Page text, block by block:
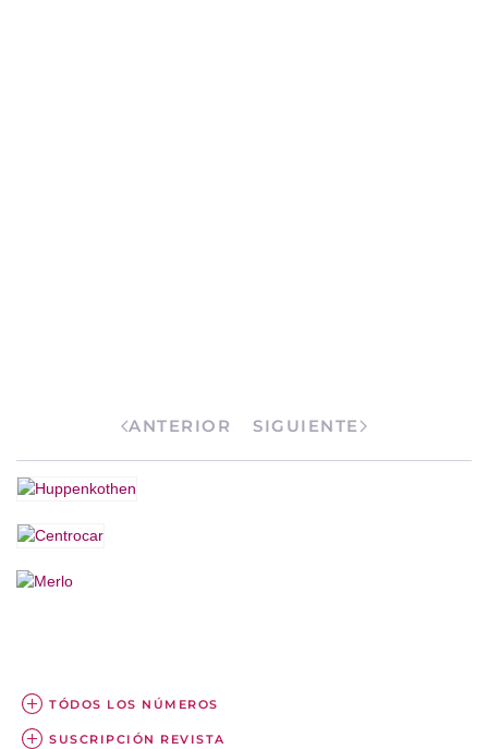
ANTERIOR SIGUIENTE
TÓDOS LOS NÚMEROS
SUSCRIPCIÓN REVISTA